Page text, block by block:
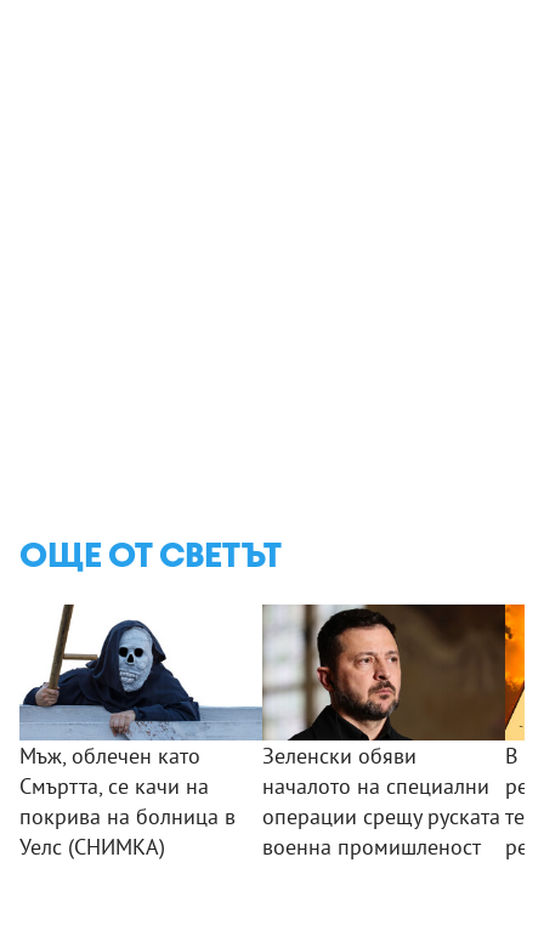
ОЩЕ ОТ СВЕТЪТ
Мъж, облечен като
Смъртта, се качи на
покрива на болница в
Уелс (СНИМКА)
Зеленски обяви
началото на специални
операции срещу руската
военна промишленост
В